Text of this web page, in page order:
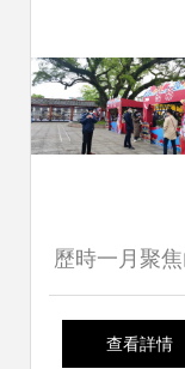
歷時一月聚
桂林奏響文藝
查看詳情